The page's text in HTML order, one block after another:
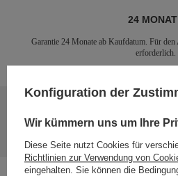
24
Garantie 24 Monate ab Kaufdatum. Für
erforderlich.
Brauchen Sie Hilfe? Haben
Stellen Sie eine Frage, und wir werden
Fragen und Antworten für andere
Konfiguration der
Wir kümmern uns um Ihre
Diese Seite nutzt Cookies für
Richtlinien zur Verwendung von
eingehalten. Sie können die